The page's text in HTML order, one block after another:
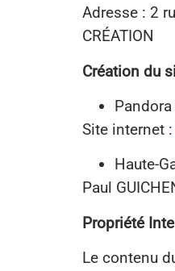
Adresse : 2
CRÉATION
Création du
Site internet :
Haute-
Paul
Propriété
Le contenu